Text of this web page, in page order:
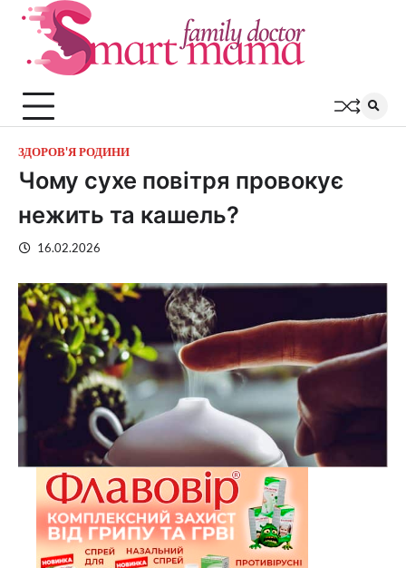
Перейти
ЗДОРОВ'Я РОДИНИ
Чому сухе повітря провокує
нежить та кашель?
16.02.2026